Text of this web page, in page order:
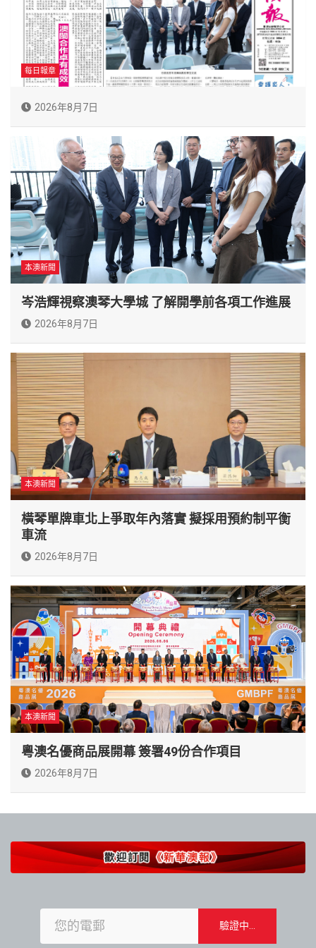
每日報章
2026年8月7日
本澳新聞
岑浩輝視察澳琴大學城 了解開學前各項工作進展
2026年8月7日
本澳新聞
橫琴單牌車北上爭取年內落實 擬採用預約制平衡
車流
2026年8月7日
本澳新聞
粵澳名優商品展開幕 簽署49份合作項目
2026年8月7日